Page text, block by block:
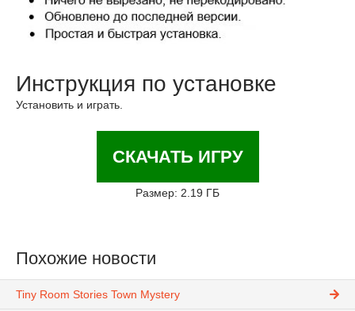
Инструкция по установке
Установить и играть.
СКАЧАТЬ ИГРУ
Размер: 2.19 ГБ
Похожие новости
Tiny Room Stories Town Mystery